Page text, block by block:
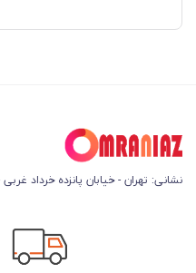
نشانی: تهران - خیابان پانزده خرداد